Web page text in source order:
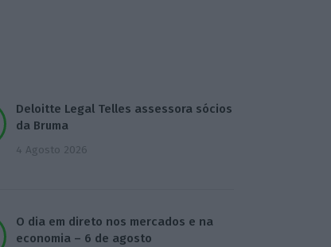
Deloitte Legal Telles assessora sócios
da Bruma
4 Agosto 2026
O dia em direto nos mercados e na
economia – 6 de agosto